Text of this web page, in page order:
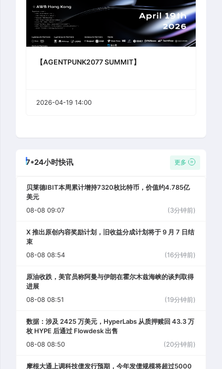
【AGENTPUNK2077 SUMMIT】
2026-04-19 14:00
7*24小时快讯 更多
贝莱德IBIT本周累计增持7320枚比特币，价值约4.785亿
美元
08-08 09:07
(3分钟前)
X 推出原创内容奖励计划，旧收益分成计划将于 9 月 7 日结
束
08-08 08:54
(16分钟前)
原油收跌，美官员称阿曼与伊朗在霍尔木兹海峡的谈判取得
进展
08-08 08:51
(19分钟前)
数据：涉及 2425 万美元，HyperLabs 从质押赎回 43.3 万
枚 HYPE 后通过 Flowdesk 出售
08-08 08:50
(20分钟前)
摩根大通上调科技债发行预期，今年发债规模将超过5000